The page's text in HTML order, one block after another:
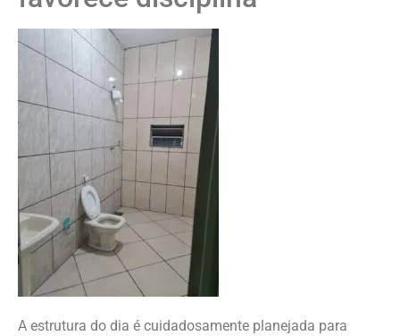
A estrutura do dia é cuidadosamente planejada para